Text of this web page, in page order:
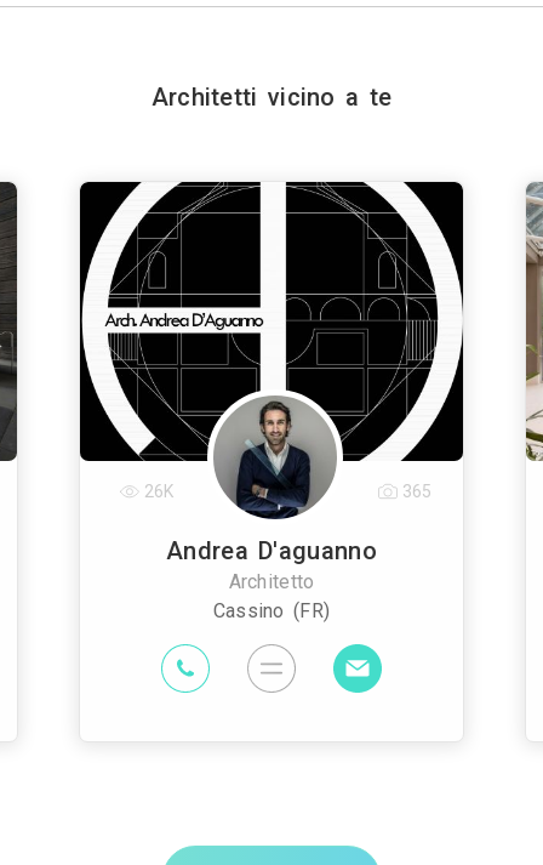
Architetti vicino a te
Andrea D'aguanno
Architetto
Cassino (FR)
26K 365